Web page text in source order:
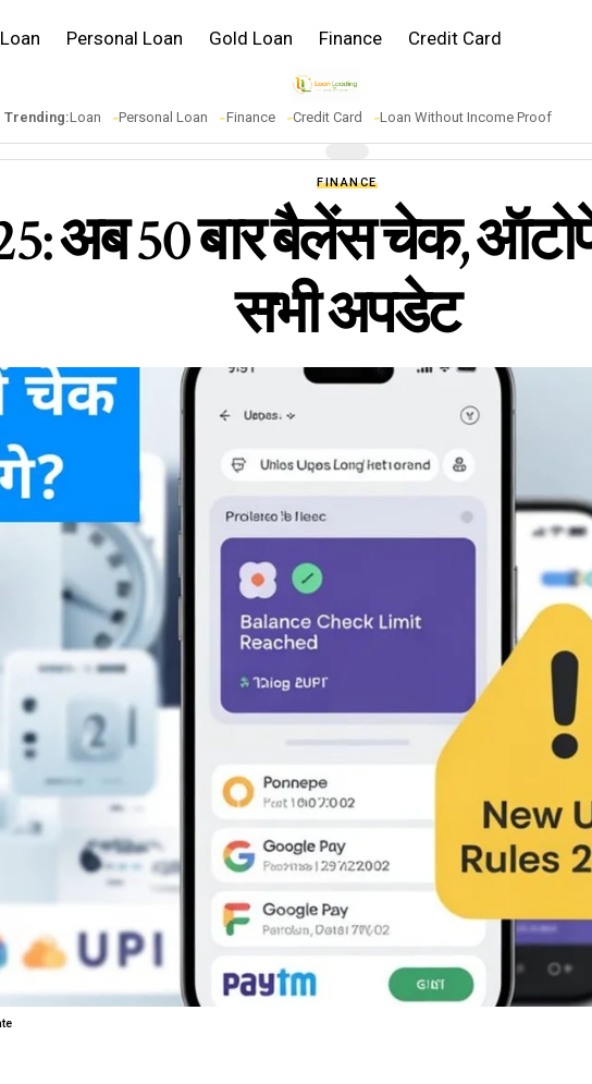
Loan Personal Loan Gold Loan Finance Credit Card
Trending:Loan Personal Loan Finance Credit Card Loan Without Income Proof
FINANCE
अब 50 बार बैलेंस चेक, ऑटोपे
सभी अपडेट